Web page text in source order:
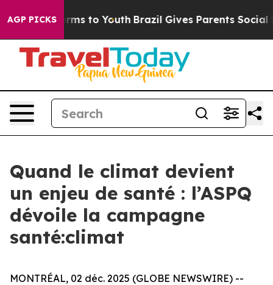
AGP PICKS
Harms to Youth Brazil Gives Parents Social
Quand le climat devient
un enjeu de santé : l’ASPQ
dévoile la campagne
santé:climat
MONTRÉAL, 02 déc. 2025 (GLOBE NEWSWIRE) --